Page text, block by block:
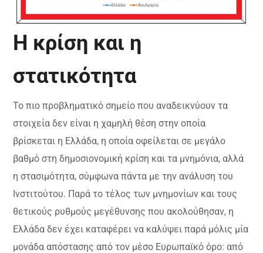
Η κρίση και η
στατικότητα
Το πιο προβληματικό σημείο που αναδεικνύουν τα
στοιχεία δεν είναι η χαμηλή θέση στην οποία
βρίσκεται η Ελλάδα, η οποία οφείλεται σε μεγάλο
βαθμό στη δημοσιονομική κρίση και τα μνημόνια, αλλά
η στασιμότητα, σύμφωνα πάντα με την ανάλυση του
Ινστιτούτου. Παρά το τέλος των μνημονίων και τους
θετικούς ρυθμούς μεγέθυνσης που ακολούθησαν, η
Ελλάδα δεν έχει καταφέρει να καλύψει παρά μόλις μία
μονάδα απόστασης από τον μέσο Ευρωπαϊκό όρο: από